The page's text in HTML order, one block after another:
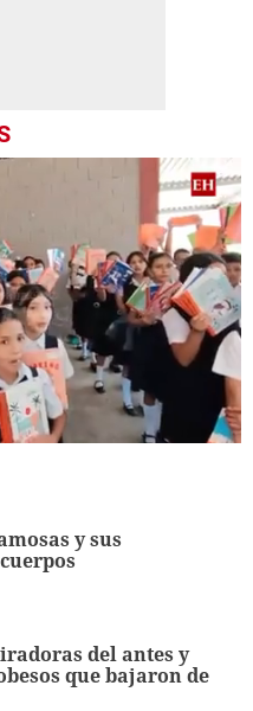
y sus
del antes y
que bajaron de